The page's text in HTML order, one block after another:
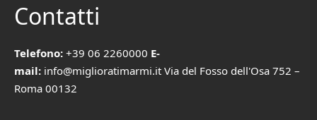
Contatti
Telefono: +39 06 2260000 E-
mail: info@miglioratimarmi.it Via del Fosso dell'Osa 752 –
Roma 00132